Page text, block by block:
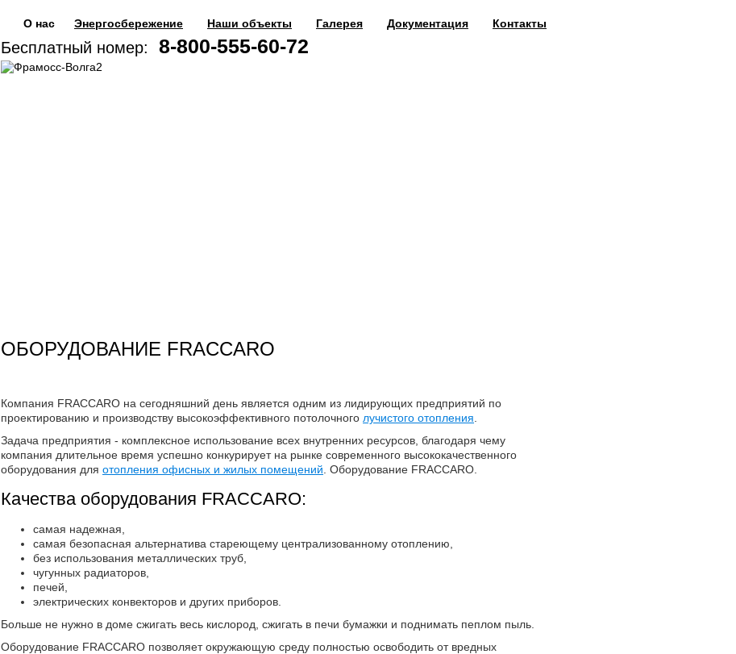
О нас Энергосбережение Наши объекты Галерея Документация Контакты
Бесплатный номер: 8-800-555-60-72
ОБОРУДОВАНИЕ FRACCARO
Компания FRACCARO на сегодняшний день является одним из лидирующих предприятий по
проектированию и производству высокоэффективного потолочного лучистого отопления
Задача предприятия - комплексное использование всех внутренних ресурсов, благодаря чему
компания длительное время успешно конкурирует на рынке современного высококачественного
оборудования для отопления офисных и жилых помещений Оборудование FRACCARO.
Качества оборудования FRACCARO:
самая надежная,
самая безопасная альтернатива стареющему централизованному отоплению,
без использования металлических труб,
чугунных радиаторов,
печей,
электрических конвекторов и других приборов.
Больше не нужно в доме сжигать весь кислород, сжигать в печи бумажки и поднимать пеплом пыль.
Оборудование FRACCARO позволяет окружающую среду полностью освободить от вредных